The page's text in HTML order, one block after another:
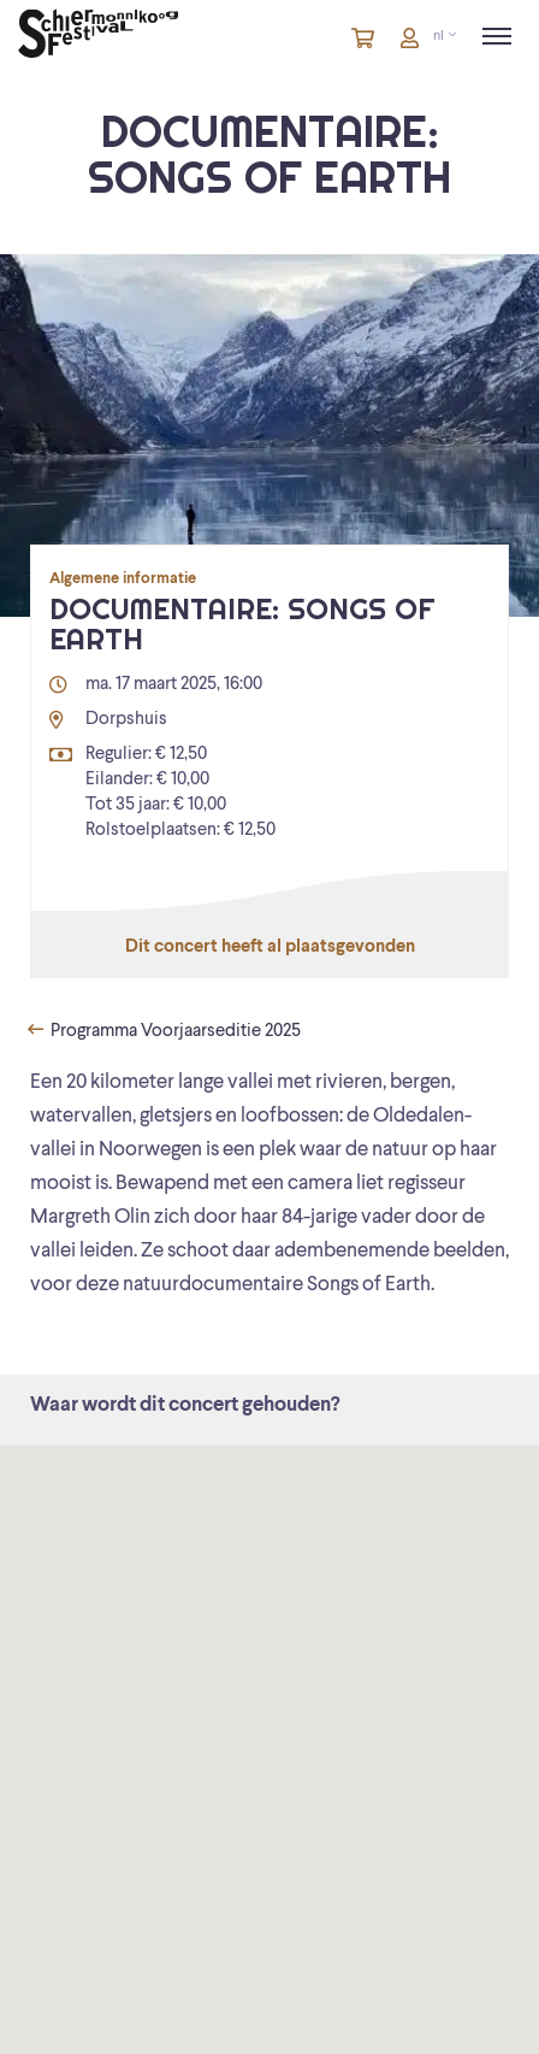
Winkelmandje
artikelen
Account
nl
DOCUMENTAIRE:
SONGS OF EARTH
Een 20 kilometer lange vallei met rivieren, bergen,
watervallen, gletsjers en loofbossen: de Oldedalen-
vallei in Noorwegen is een plek waar de natuur op haar
mooist is. Bewapend met een camera liet regisseur
Margreth Olin zich door haar 84-jarige vader door de
vallei leiden. Ze schoot daar adembenemende beelden,
voor deze natuurdocumentaire Songs of Earth.
Algemene informatie
DOCUMENTAIRE: SONGS OF
EARTH
ma. 17 maart 2025, 16:00
Dorpshuis
Regulier: € 12,50
Eilander: € 10,00
Tot 35 jaar: € 10,00
Rolstoelplaatsen: € 12,50
Dit concert heeft al plaatsgevonden
Programma Voorjaarseditie 2025
Waar wordt dit concert gehouden?